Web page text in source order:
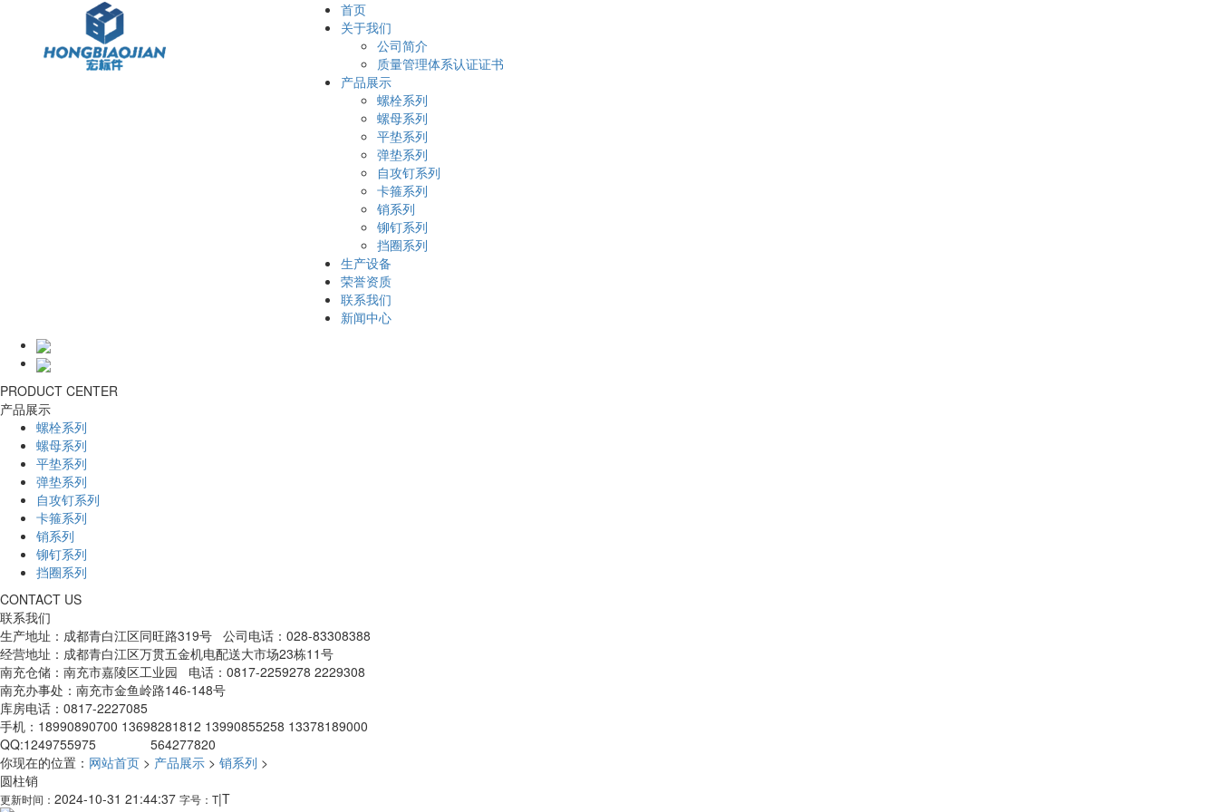
首页
关于我们
公司简介
质量管理体系认证证书
产品展示
螺栓系列
螺母系列
平垫系列
弹垫系列
自攻钉系列
卡箍系列
销系列
铆钉系列
挡圈系列
生产设备
荣誉资质
联系我们
新闻中心
PRODUCT CENTER
产品展示
螺栓系列
螺母系列
平垫系列
弹垫系列
自攻钉系列
卡箍系列
销系列
铆钉系列
挡圈系列
CONTACT US
联系我们
生产地址：成都青白江区同旺路319号 公司电话：028-83308388
经营地址：成都青白江区万贯五金机电配送大市场23栋11号
南充仓储：南充市嘉陵区工业园 电话：0817-2259278 2229308
南充办事处：南充市金鱼岭路146-148号
库房电话：0817-2227085
手机：18990890700 13698281812 13990855258 13378189000
QQ:1249755975 564277820
你现在的位置： 网站首页 > 产品展示 > 销系列 >
圆柱销
更新时间： 2024-10-31 21:44:37 字号： T|T